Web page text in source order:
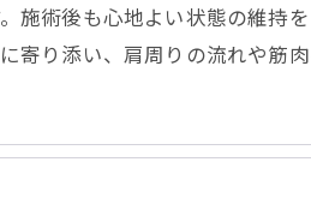
施術後も心地よい状態の維持
り添い、肩周りの流れや筋